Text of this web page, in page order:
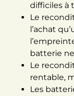
difficiles à
Le
l’achat
batterie
Le
rentable,
Les